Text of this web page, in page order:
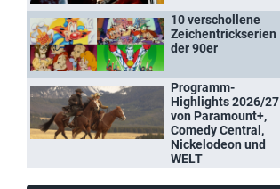
10 verschollene
Zeichentrickserien
der 90er
Programm-
Highlights 2026/27
von Paramount+,
Comedy Central,
Nickelodeon und
WELT